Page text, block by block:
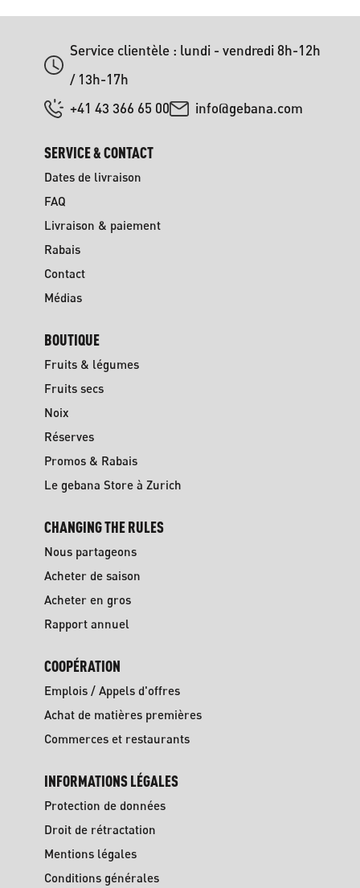
Service clientèle : lundi - vendredi 8h-12h
/ 13h-17h
+41 43 366 65 00
info@gebana.com
SERVICE & CONTACT
Dates de livraison
FAQ
Livraison & paiement
Rabais
Contact
Médias
BOUTIQUE
Fruits & légumes
Fruits secs
Noix
Réserves
Promos & Rabais
Le gebana Store à Zurich
CHANGING THE RULES
Nous partageons
Acheter de saison
Acheter en gros
Rapport annuel
COOPÉRATION
Emplois / Appels d'offres
Achat de matières premières
Commerces et restaurants
INFORMATIONS LÉGALES
Protection de données
Droit de rétractation
Mentions légales
Conditions générales